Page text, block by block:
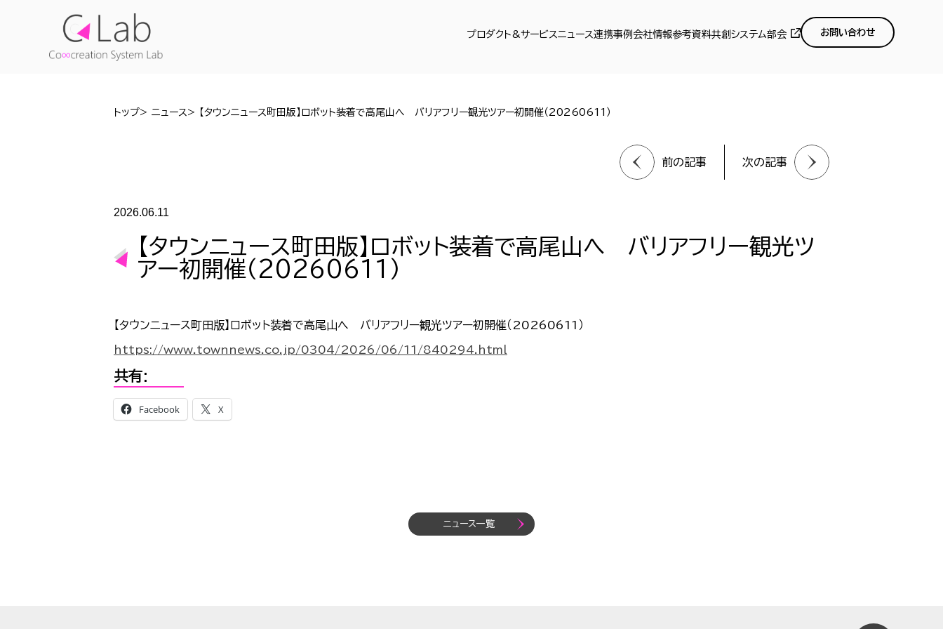
プロダクト&サービス ニュース連携事例 会社情報参考資料共創システム部会 お問い合わせ
トップ ニュース 【タウンニュース町田版】ロボット装着で高尾山へ バリアフリー観光ツアー初開催（20260611）
前の記事 次の記事
2026.06.11
【タウンニュース町田版】ロボット装着で高尾山へ バリアフリー観光ツ
アー初開催（20260611）
【タウンニュース町田版】ロボット装着で高尾山へ バリアフリー観光ツアー初開催（20260611）
https://www.townnews.co.jp/0304/2026/06/11/840294.html
共有:
Facebook X
ニュース一覧